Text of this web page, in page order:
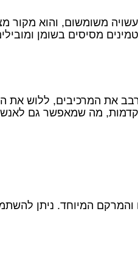
משומשום, והוא מקור
מסיסים בשומן
את המרכיבים, ללוש את
מה שמאפשר גם
המיוחד. ניתן